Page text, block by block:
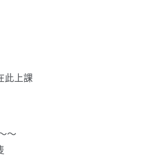
此上課
～